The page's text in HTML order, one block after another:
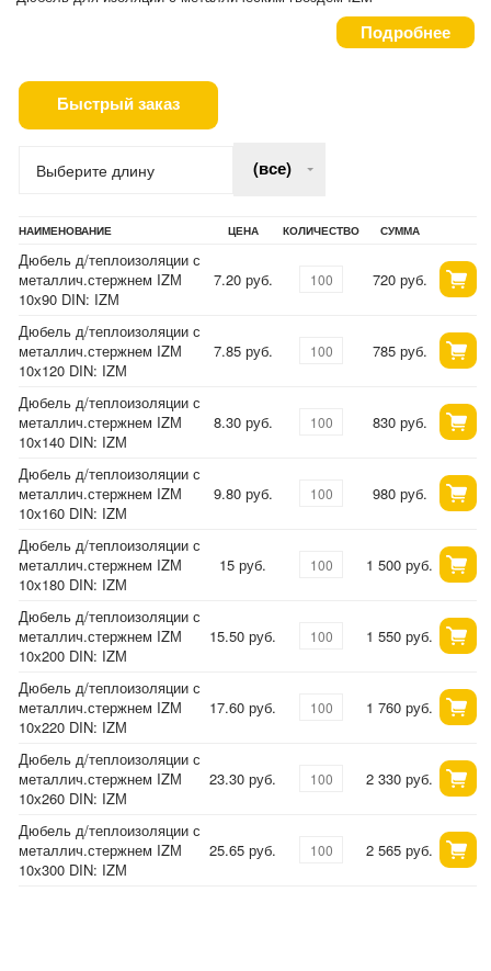
Подробнее
Быстрый заказ
Выберите длину (все)
НАИМЕНОВАНИЕ ЦЕНА КОЛИЧЕСТВО СУММА
Дюбель д/теплоизоляции с
металлич.стержнем IZМ
10х90 DIN: IZМ
7.20 руб. 720 руб.
Дюбель д/теплоизоляции с
металлич.стержнем IZМ
10х120 DIN: IZМ
7.85 руб. 785 руб.
Дюбель д/теплоизоляции с
металлич.стержнем IZМ
10х140 DIN: IZМ
8.30 руб. 830 руб.
Дюбель д/теплоизоляции с
металлич.стержнем IZМ
10х160 DIN: IZМ
9.80 руб. 980 руб.
Дюбель д/теплоизоляции с
металлич.стержнем IZМ
10х180 DIN: IZМ
15 руб. 1 500 руб.
Дюбель д/теплоизоляции с
металлич.стержнем IZМ
10х200 DIN: IZМ
15.50 руб. 1 550 руб.
Дюбель д/теплоизоляции с
металлич.стержнем IZМ
10х220 DIN: IZМ
17.60 руб. 1 760 руб.
Дюбель д/теплоизоляции с
металлич.стержнем IZМ
10х260 DIN: IZМ
23.30 руб. 2 330 руб.
Дюбель д/теплоизоляции с
металлич.стержнем IZМ
10х300 DIN: IZМ
25.65 руб. 2 565 руб.